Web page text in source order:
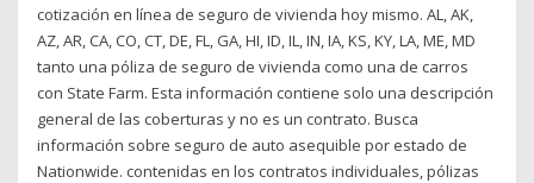
cotización en línea de seguro de vivienda hoy mismo. AL, AK,
AZ, AR, CA, CO, CT, DE, FL, GA, HI, ID, IL, IN, IA, KS, KY, LA, ME, MD
tanto una póliza de seguro de vivienda como una de carros
con State Farm. Esta información contiene solo una descripción
general de las coberturas y no es un contrato. Busca
información sobre seguro de auto asequible por estado de
Nationwide. contenidas en los contratos individuales, pólizas